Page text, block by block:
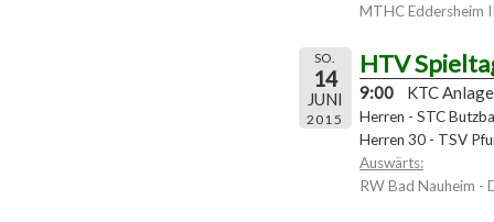
MTHC Eddersheim
SO.
14
JUNI
2015
HTV
9:00 KTC Anlage
Herren - STC
Herren 30 - TSV
Auswärts:
RW Bad Nauheim -